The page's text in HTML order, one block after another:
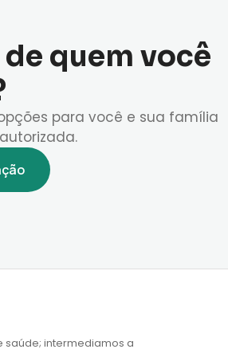
quem você
para você e sua família
intermediamos a